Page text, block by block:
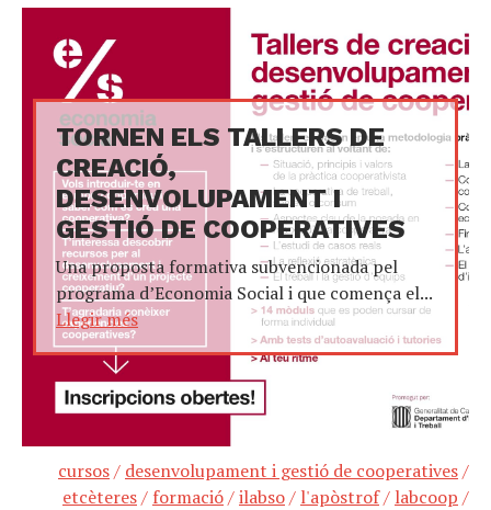
TORNEN ELS TALLERS DE
CREACIÓ,
DESENVOLUPAMENT I
GESTIÓ DE COOPERATIVES
Una proposta formativa subvencionada pel
programa d’Economia Social i que comença el...
Llegir més
cursos/ desenvolupament i gestió de cooperatives/
etcèteres/ formació/ilabso/ l'apòstrof/ labcoop /